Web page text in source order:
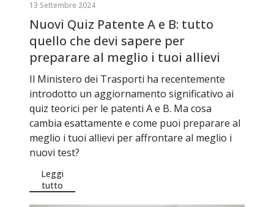
13 Settembre 2024
Nuovi Quiz Patente A e B: tutto
quello che devi sapere per
preparare al meglio i tuoi allievi
Il Ministero dei Trasporti ha recentemente
introdotto un aggiornamento significativo ai
quiz teorici per le patenti A e B. Ma cosa
cambia esattamente e come puoi preparare al
meglio i tuoi allievi per affrontare al meglio i
nuovi test?
Leggi
tutto